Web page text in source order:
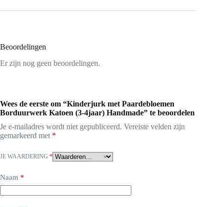
Beoordelingen
Er zijn nog geen beoordelingen.
Wees de eerste om “Kinderjurk met Paardebloemen
Borduurwerk Katoen (3-4jaar) Handmade” te beoordelen
Je e-mailadres wordt niet gepubliceerd. Vereiste velden zijn
gemarkeerd met *
JE WAARDERING *
Naam *